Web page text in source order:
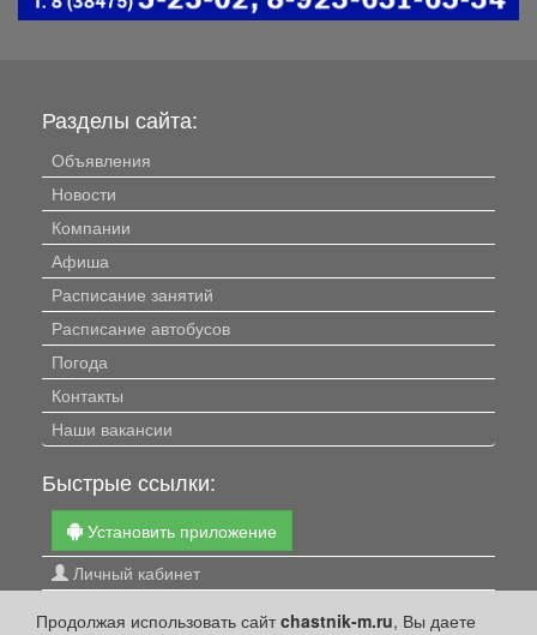
Продолжая использовать сайтchastnik-m.ru, Вы даете
Разделы сайта:
Объявления
Новости
Компании
Афиша
Расписание занятий
Расписание автобусов
Погода
Контакты
Наши вакансии
Быстрые ссылки:
Установить приложение
Личный кабинет